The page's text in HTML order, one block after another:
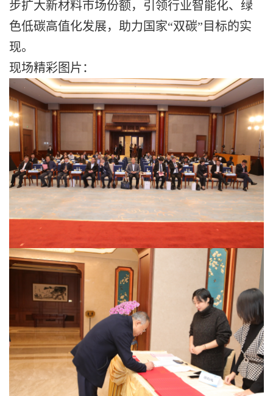
步扩大新材料市场份额，引领行业智能化、绿
色低碳高值化发展，助力国家“双碳”目标的实
现。
现场精彩图片：